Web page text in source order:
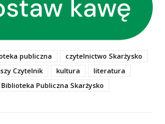
publiczna
czytelnictwo Skarżysko
Czytelnik kultura
literatura
Publiczna Skarżysko